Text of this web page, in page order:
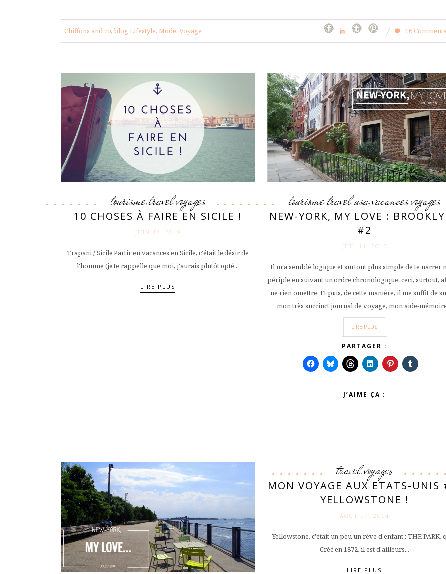
Chiffons and co, blog Lifestyle, Mode, Voyage 16
tourisme,travel,voyages
10 CHOSES À FAIRE EN SICILE !
JUIN 17. 2019
Trapani / Sicile Partir en vacances en Sicile, c'était le désir de
l'homme (je te rappelle que moi, j'aurais plutôt opté...
LIRE PLUS
tourisme,travel,usa,vacances,voyages
NEW-YORK, MY LOVE :
#2
JUIL 11. 2016
Il m’a semblé logique et surtout plus simple de te narrer
périple en suivant un ordre chronologique, ceci, surtout,
ne rien omettre. Et puis, de cette manière, il me suffit de
mon très succinct journal de voyage, mon aide-
LIRE PLUS
PARTAGER :
J’AIME ÇA :
travel,voyages
MON VOYAGE AUX ETATS-UNIS
YELLOWSTONE !
AOÛT 27. 2014
Yellowstone, c'était un peu un rêve d'enfant : THE PARK,
Créé en 1872, il est d'ailleurs...
LIRE PLUS